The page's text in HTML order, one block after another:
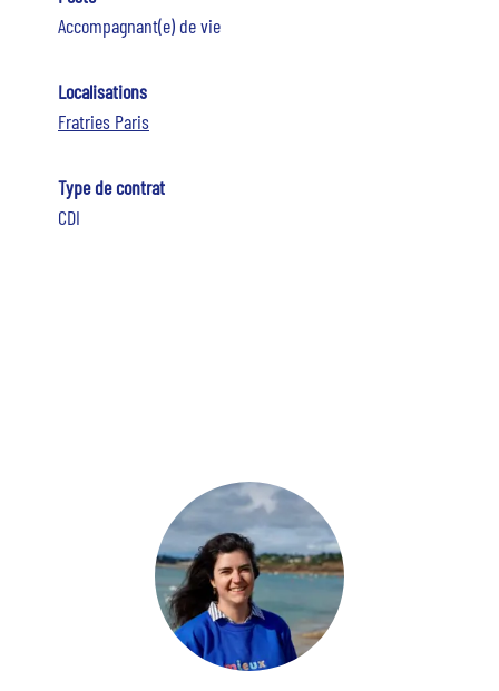
Accompagnant(e) de vie
Localisations
Fratries Paris
Type de contrat
CDI